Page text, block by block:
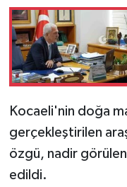
Kocaeli'nin doğa
gerçekleştirilen
özgü, nadir
edildi.